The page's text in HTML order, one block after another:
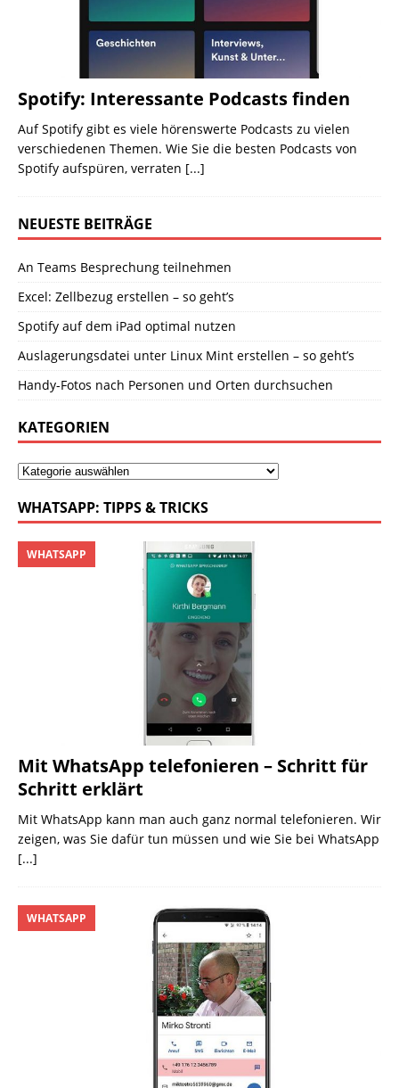
Spotify: Interessante Podcasts finden
Auf Spotify gibt es viele hörenswerte Podcasts zu vielen
verschiedenen Themen. Wie Sie die besten Podcasts von
Spotify aufspüren, verraten [...]
NEUESTE BEITRÄGE
An Teams Besprechung teilnehmen
Excel: Zellbezug erstellen – so geht’s
Spotify auf dem iPad optimal nutzen
Auslagerungsdatei unter Linux Mint erstellen – so geht’s
Handy-Fotos nach Personen und Orten durchsuchen
KATEGORIEN
WHATSAPP: TIPPS & TRICKS
Mit WhatsApp telefonieren – Schritt für
Schritt erklärt
WHATSAPP
Mit WhatsApp kann man auch ganz normal telefonieren. Wir
zeigen, was Sie dafür tun müssen und wie Sie bei WhatsApp
[...]
WHATSAPP